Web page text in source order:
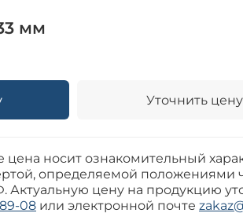
мм
Уточнить цену
цена носит ознакомительный
определяемой положениями
Актуальную цену на продукцию
08 или электронной почте